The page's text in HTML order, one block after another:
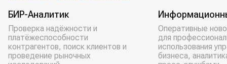
БИР-Аналитик
Проверка надёжности и
платёжеспособности
контрагентов, поиск клиентов и
проведение рыночных
Оперативные
для
использования
бизнеса,